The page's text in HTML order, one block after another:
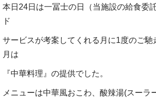
本日24日は一冨士の日（当施設の給食委
ド
サービスが考案してくれる 月に1度のご馳
月は
『中華料理』の提供でした。
メニューは中華風おこわ、酸辣湯(スーラ